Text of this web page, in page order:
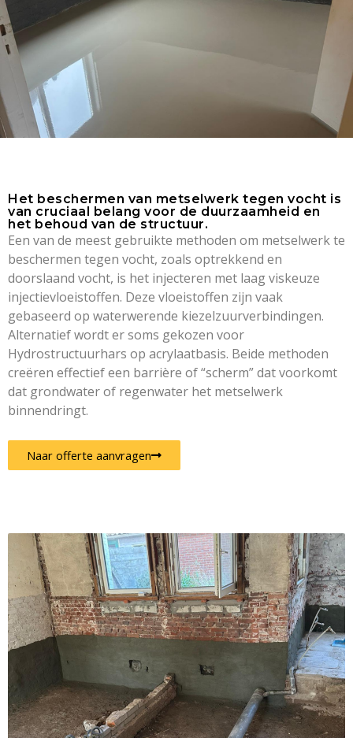
Het beschermen van metselwerk tegen vocht is
van cruciaal belang voor de duurzaamheid en
het behoud van de structuur.
Een van de meest gebruikte methoden om metselwerk te
beschermen tegen vocht, zoals optrekkend en
doorslaand vocht, is het injecteren met laag viskeuze
injectievloeistoffen. Deze vloeistoffen zijn vaak
gebaseerd op waterwerende kiezelzuurverbindingen.
Alternatief wordt er soms gekozen voor
Hydrostructuurhars op acrylaatbasis. Beide methoden
creëren effectief een barrière of “scherm” dat voorkomt
dat grondwater of regenwater het metselwerk
binnendringt.
Naar offerte aanvragen